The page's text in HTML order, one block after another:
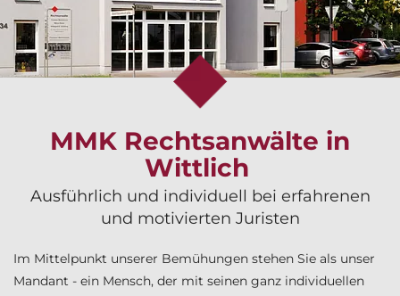
MMK Rechtsanwälte in
Wittlich
Ausführlich und individuell bei erfahrenen
und motivierten Juristen
Im Mittelpunkt unserer Bemühungen stehen Sie als unser
Mandant - ein Mensch, der mit seinen ganz individuellen